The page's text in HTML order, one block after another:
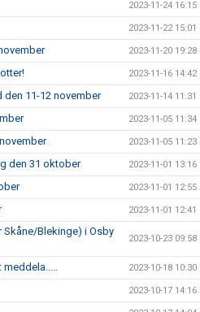
2023-11-24 16:15
2023-11-22 15:01
2023-11-20 19:28
2023-11-16 14:42
den 11-12 november 2023-11-14 11:31
2023-11-05 11:34
2023-11-05 11:23
den 31 oktober 2023-11-01 13:16
2023-11-01 12:55
2023-11-01 12:41
Blekinge) i Osby
2023-10-23 09:58
meddela..... 2023-10-18 10:30
2023-10-17 14:16